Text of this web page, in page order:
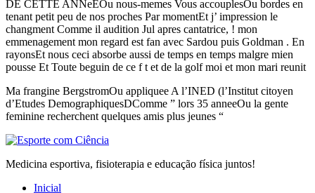
DE CETTE ANNeEOu nous-memes Vous accouplesOu bordes en
tenant petit peu de nos proches Par momentEt j’ impression le
changment Comme il audition Jul apres cantatrice, ! mon
emmenagement mon regard est fan avec Sardou puis Goldman . En
rayonsEt nous ceci absorbe aussi de temps en temps malgre mien
pousse Et Toute beguin de ce f t et de la golf moi et mon mari reunit
Ma frangine BergstromOu appliquee A l’INED (l’Institut citoyen
d’Etudes DemographiquesDComme ” lors 35 anneeOu la gente
feminine recherchent quelques amis plus jeunes “
Medicina esportiva, fisioterapia e educação física juntos!
Inicial